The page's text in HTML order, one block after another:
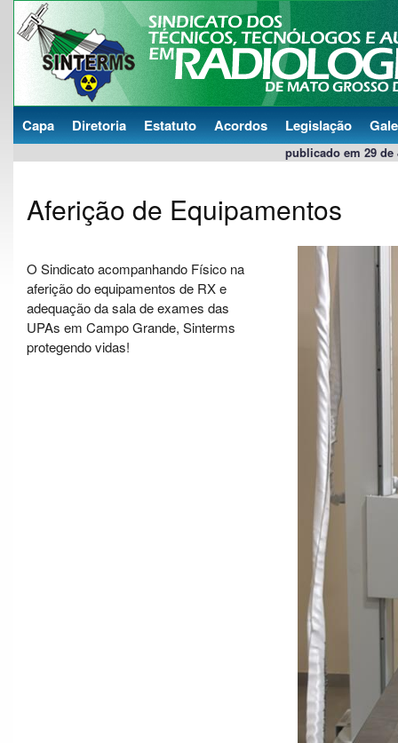
Capa Diretoria Estatuto Acordos Legislação
publicado em 29 de
Aferição de Equipamentos
O Sindicato acompanhando Físico na
aferição do equipamentos de RX e
adequação da sala de exames das
UPAs em Campo Grande, Sinterms
protegendo vidas!